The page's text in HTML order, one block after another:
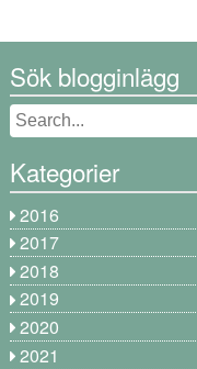
Sök blogginlägg
Kategorier
2016
2017
2018
2019
2020
2021